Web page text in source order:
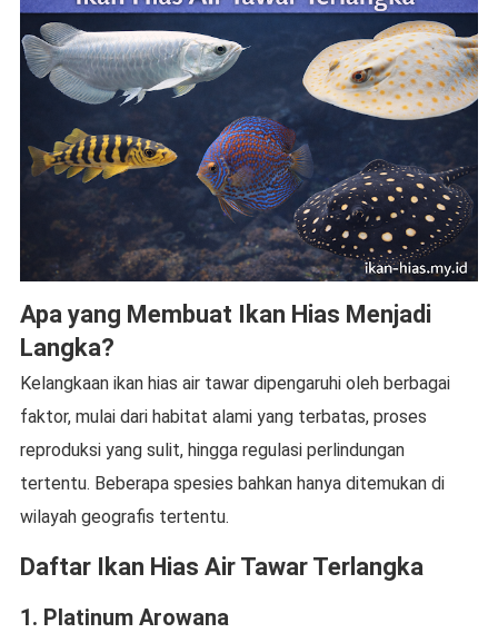
Apa yang Membuat Ikan Hias Menjadi
Langka?
Kelangkaan ikan hias air tawar dipengaruhi oleh berbagai
faktor, mulai dari habitat alami yang terbatas, proses
reproduksi yang sulit, hingga regulasi perlindungan
tertentu. Beberapa spesies bahkan hanya ditemukan di
wilayah geografis tertentu.
Daftar Ikan Hias Air Tawar Terlangka
1. Platinum Arowana